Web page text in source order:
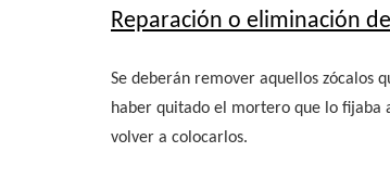
Reparación o eliminación
Se deberán remover aquellos zócalos
haber quitado el mortero que lo fijaba
volver a colocarlos.